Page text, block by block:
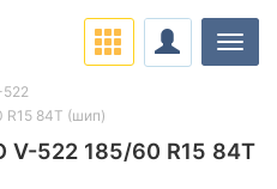
V-522 185/60 R15 84T
522
R15 84T (шип)